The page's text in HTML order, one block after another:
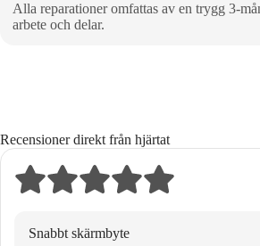
Alla reparationer omfattas av en trygg
arbete och delar.
Recensioner direkt från hjärtat
Snabbt skärmbyte